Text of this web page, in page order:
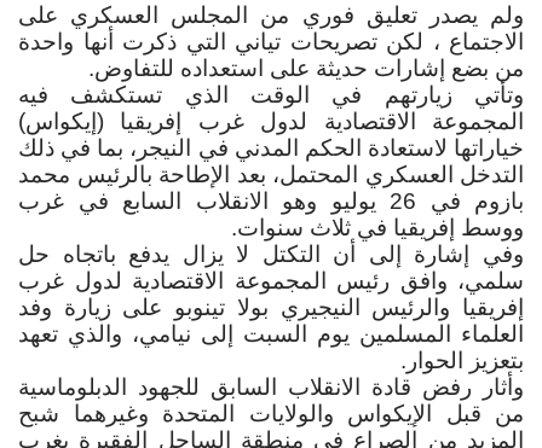
ولم يصدر تعليق فوري من المجلس العسكري على
الاجتماع ، لكن تصريحات تياني التي ذكرت أنها واحدة
من بضع إشارات حديثة على استعداده للتفاوض.
وتأتي زيارتهم في الوقت الذي تستكشف فيه
المجموعة الاقتصادية لدول غرب إفريقيا (إيكواس)
خياراتها لاستعادة الحكم المدني في النيجر، بما في ذلك
التدخل العسكري المحتمل، بعد الإطاحة بالرئيس محمد
بازوم في 26 يوليو وهو الانقلاب السابع في غرب
ووسط إفريقيا في ثلاث سنوات.
وفي إشارة إلى أن التكتل لا يزال يدفع باتجاه حل
سلمي، وافق رئيس المجموعة الاقتصادية لدول غرب
إفريقيا والرئيس النيجيري بولا تينوبو على زيارة وفد
العلماء المسلمين يوم السبت إلى نيامي، والذي تعهد
بتعزيز الحوار .
وأثار رفض قادة الانقلاب السابق للجهود الدبلوماسية
من قبل الإيكواس والولايات المتحدة وغيرهما شبح
المزيد من الصراع في منطقة الساحل الفقيرة بغرب